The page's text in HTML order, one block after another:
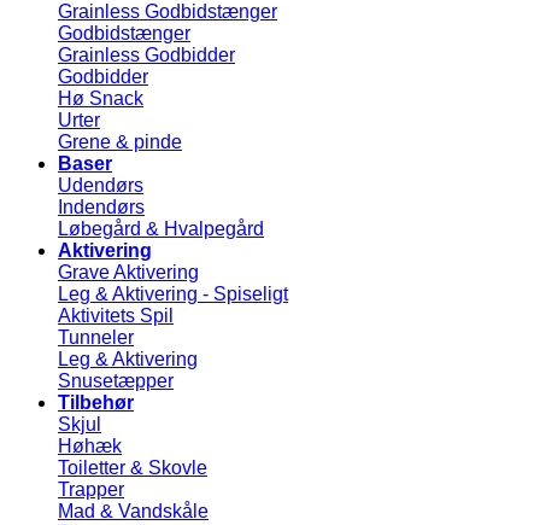
Grainless Godbidstænger
Godbidstænger
Grainless Godbidder
Godbidder
Hø Snack
Urter
Grene & pinde
Baser
Udendørs
Indendørs
Løbegård & Hvalpegård
Aktivering
Grave Aktivering
Leg & Aktivering - Spiseligt
Aktivitets Spil
Tunneler
Leg & Aktivering
Snusetæpper
Tilbehør
Skjul
Høhæk
Toiletter & Skovle
Trapper
Mad & Vandskåle